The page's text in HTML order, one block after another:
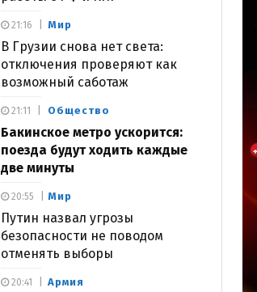
Мир
В Грузии снова нет света:
отключения проверяют как
возможный саботаж
21:16
Общество
Бакинское метро ускорится:
поезда будут ходить каждые
две минуты
21:11
Мир
Путин назвал угрозы
безопасности не поводом
отменять выборы
20:55
Армия
20:41